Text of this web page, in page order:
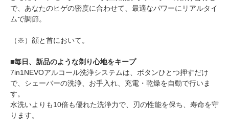
で、あなたのヒゲの密度に合わせて、最適なパワーにリアルタイ
ムで調節。
（※）顔と首において。
■毎日、新品のような剃り心地をキープ
7in1NEVOアルコール洗浄システムは、ボタンひとつ押すだけ
で、シェーバーの洗浄、お手入れ、充電・乾燥を自動で行いま
す。
水洗いよりも10倍も優れた洗浄力で、刃の性能を保ち、寿命を守
ります。